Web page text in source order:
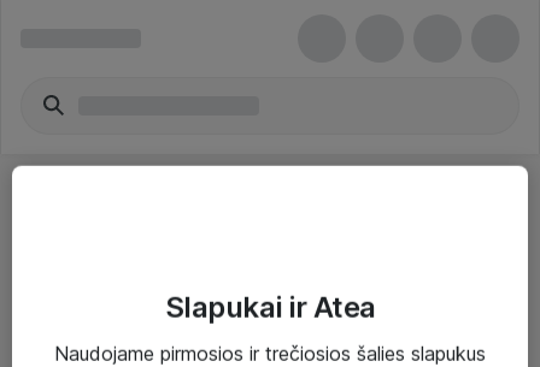
Slapukai ir Atea
Naudojame pirmosios ir trečiosios šalies slapukus